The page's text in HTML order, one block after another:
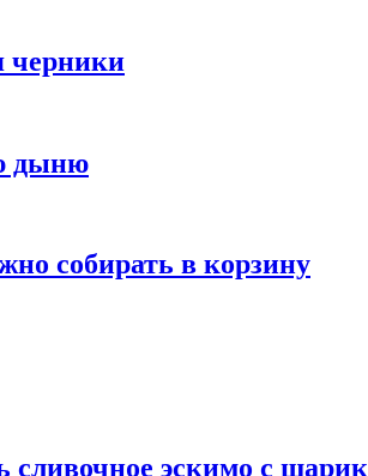
черники
дыню
собирать в корзину
сливочное эскимо с